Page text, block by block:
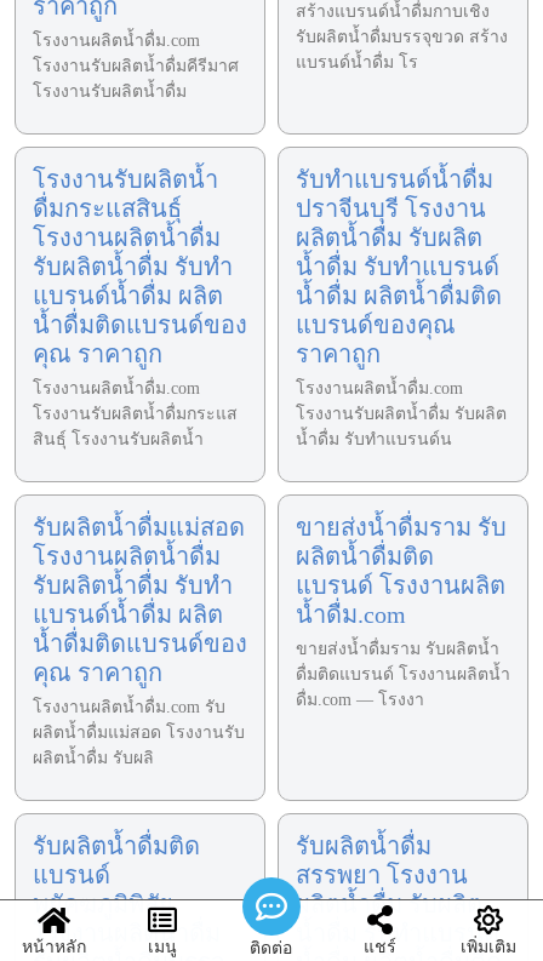
ราคาถูก
โรงงานผลิตน้ำดื่ม.com
โรงงานรับผลิตน้ำดื่มคีรีมาศ
โรงงานรับผลิตน้ำดื่ม
สร้างแบรนด์น้ำดื่มกาบเชิง
รับผลิตน้ำดื่มบรรจุขวด สร้าง
แบรนด์น้ำดื่ม โร
โรงงานรับผลิตน้ำ
ดื่มกระแสสินธุ์
โรงงานผลิตน้ำดื่ม
รับผลิตน้ำดื่ม รับทำ
แบรนด์น้ำดื่ม ผลิต
น้ำดื่มติดแบรนด์ของ
คุณ ราคาถูก
โรงงานผลิตน้ำดื่ม.com
โรงงานรับผลิตน้ำดื่มกระแส
สินธุ์ โรงงานรับผลิตน้ำ
รับทำแบรนด์น้ำดื่ม
ปราจีนบุรี โรงงาน
ผลิตน้ำดื่ม รับผลิต
น้ำดื่ม รับทำแบรนด์
น้ำดื่ม ผลิตน้ำดื่มติด
แบรนด์ของคุณ
ราคาถูก
โรงงานผลิตน้ำดื่ม.com
โรงงานรับผลิตน้ำดื่ม รับผลิต
น้ำดื่ม รับทำแบรนด์น
รับผลิตน้ำดื่มแม่สอด
โรงงานผลิตน้ำดื่ม
รับผลิตน้ำดื่ม รับทำ
แบรนด์น้ำดื่ม ผลิต
น้ำดื่มติดแบรนด์ของ
คุณ ราคาถูก
โรงงานผลิตน้ำดื่ม.com รับ
ผลิตน้ำดื่มแม่สอด โรงงานรับ
ผลิตน้ำดื่ม รับผลิ
ขายส่งน้ำดื่มราม รับ
ผลิตน้ำดื่มติด
แบรนด์ โรงงานผลิต
น้ำดื่ม.com
ขายส่งน้ำดื่มราม รับผลิตน้ำ
ดื่มติดแบรนด์ โรงงานผลิตน้ำ
ดื่ม.com — โรงงา
รับผลิตน้ำดื่มติด
แบรนด์
พยัคฆภูมิพิสัย
โรงงานผลิตน้ำดื่ม
รับผลิตน้ำดื่ม
สรรพยา โรงงาน
ผลิตน้ำดื่ม รับผลิต
น้ำดื่ม รับทำแบรนด์
หน้าหลัก เมนู ติดต่อ แชร์ เพิ่มเติม